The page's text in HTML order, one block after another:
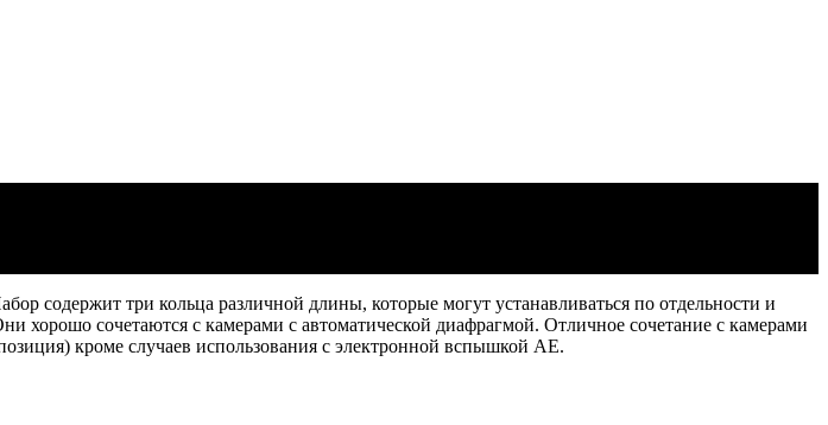
содержит три кольца различной длины, которые могут устанавливаться по отдельности и
хорошо сочетаются с камерами с автоматической диафрагмой. Отличное сочетание с камерами
кроме случаев использования с электронной вспышкой АЕ.